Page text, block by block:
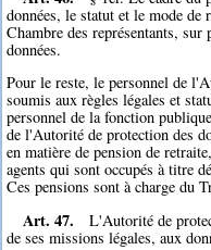
données, le statut et le mode
Chambre des représentants,
données.
Pour le reste, le personnel de
soumis aux règles légales et
personnel de la fonction
de l'Autorité de protection des
en matière de pension de
agents qui sont occupés à titre
Ces pensions sont à charge du
Art. 47.
L'Autorité de
de ses missions légales, aux